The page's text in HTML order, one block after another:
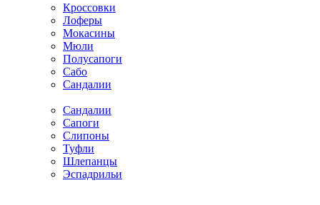
Кроссовки
Лоферы
Мокасины
Мюли
Полусапоги
Сабо
Сандалии
Сандалии
Сапоги
Слипоны
Туфли
Шлепанцы
Эспадрильи